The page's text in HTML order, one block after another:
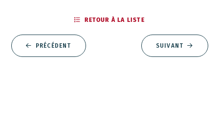
PRÉCÉDENT
RETOUR À LA LISTE
SUIVANT